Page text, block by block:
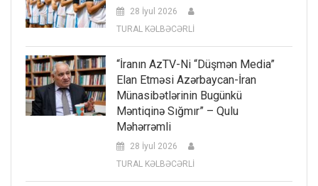
28 İyul 2026
TURAL KƏLBƏCƏRLİ
“İranın AzTV-Ni “düşmən Media”
Elan Etməsi Azərbaycan-İran
Münasibətlərinin Bugünkü
Məntiqinə Sığmır” – Qulu
Məhərrəmli
28 İyul 2026
TURAL KƏLBƏCƏRLİ